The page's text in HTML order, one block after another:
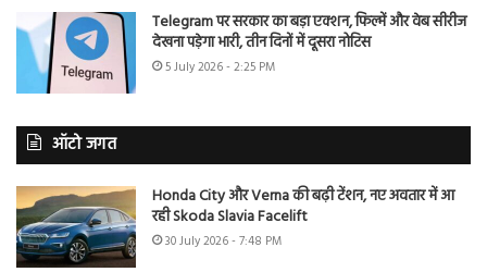
Telegram पर सरकार का बड़ा एक्शन, फिल्में और वेब सीरीज
देखना पड़ेगा भारी, तीन दिनों में दूसरा नोटिस
5 July 2026 - 2:25 PM
ऑटो जगत
Honda City और Verna की बढ़ी टेंशन, नए अवतार में आ
रही Skoda Slavia Facelift
30 July 2026 - 7:48 PM